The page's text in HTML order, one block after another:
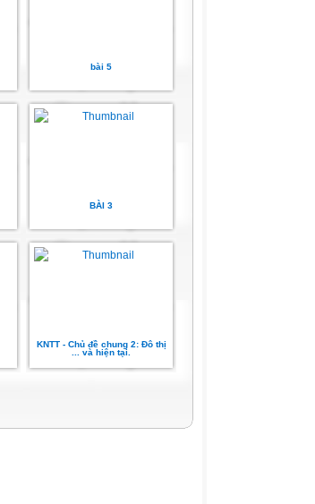
bài 5
BÀI 3
KNTT - Chủ đề chung 2: Đô thị
... và hiện tại.